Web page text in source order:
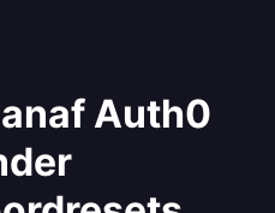
Auth0